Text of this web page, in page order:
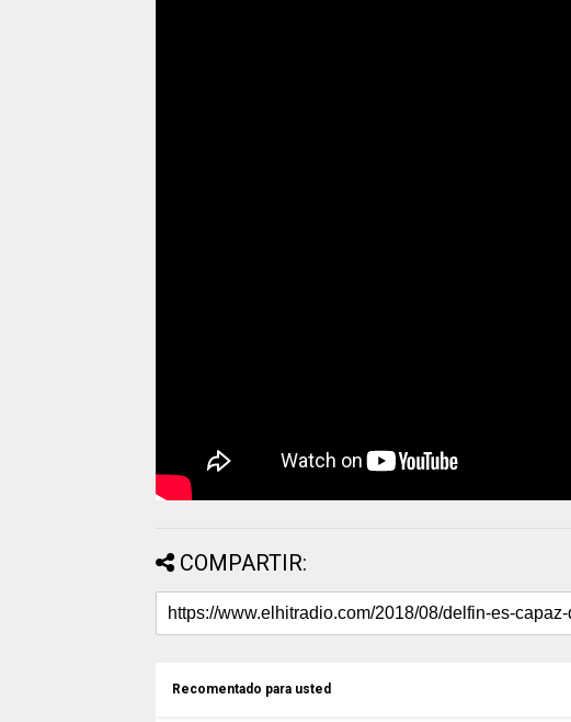
COMPARTIR:
Recomentado para usted